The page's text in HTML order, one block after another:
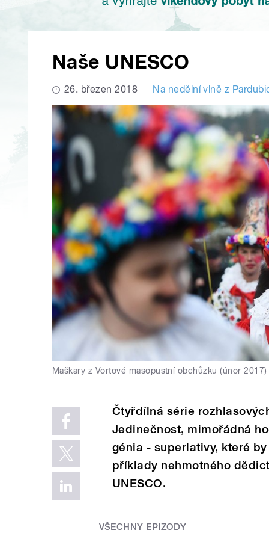
Naše UNESCO
26. březen 2018 Na nedělní vlně z
Maškary z Vortové masopustní obchůzku (únor 2017)
Čtyřdílná série
Jedinečnost, mimořádná
génia - superlativy, které
příklady nehmotného
UNESCO.
VŠECHNY EPIZODY